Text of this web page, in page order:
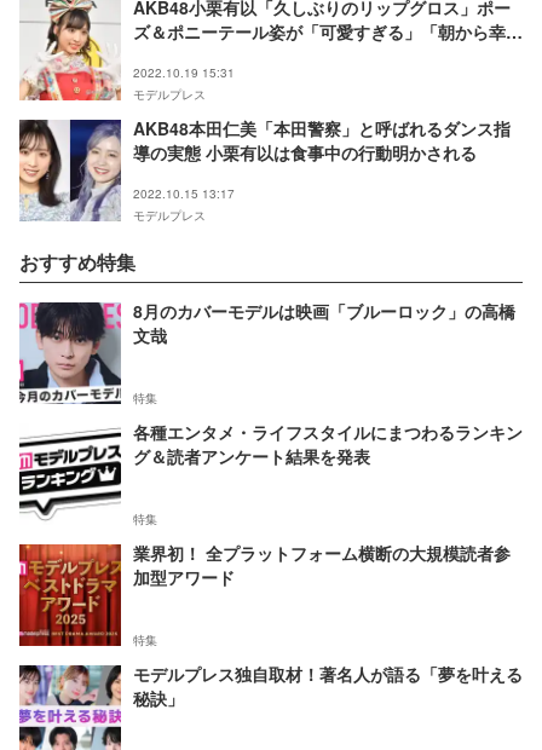
AKB48小栗有以「久しぶりのリップグロス」ポー
ズ＆ポニーテール姿が「可愛すぎる」「朝から幸
2022.10.19 15:31
モデルプレス
AKB48本田仁美「本田警察」と呼ばれるダンス指
導の実態 小栗有以は食事中の行動明かされる
2022.10.15 13:17
モデルプレス
おすすめ特集
8月のカバーモデルは映画「ブルーロック」の高橋
文哉
特集
各種エンタメ・ライフスタイルにまつわるランキン
グ＆読者アンケート結果を発表
特集
業界初！ 全プラットフォーム横断の大規模読者参
加型アワード
特集
モデルプレス独自取材！著名人が語る「夢を叶える
秘訣」